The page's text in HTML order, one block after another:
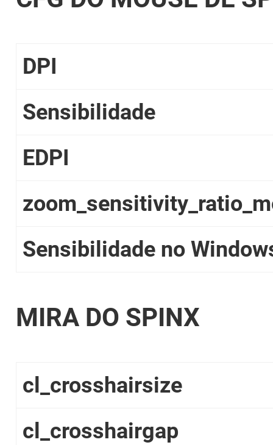
DPI
Sensibilidade
EDPI
Sensibilidade no
MIRA DO SPINX
cl_crosshairsize
cl_crosshairgap